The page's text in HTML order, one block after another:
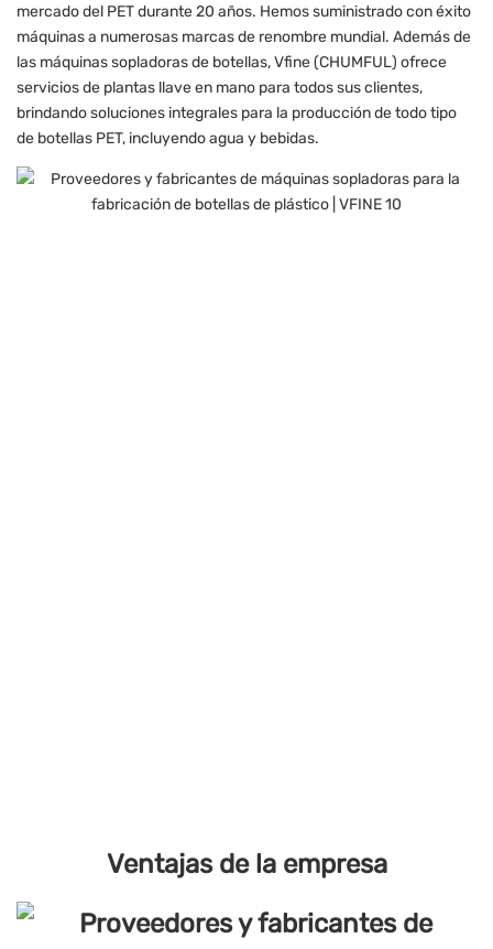
mercado del PET durante 20 años. Hemos suministrado con éxito
máquinas a numerosas marcas de renombre mundial. Además de
las máquinas sopladoras de botellas, Vfine (CHUMFUL) ofrece
servicios de plantas llave en mano para todos sus clientes,
brindando soluciones integrales para la producción de todo tipo
de botellas PET, incluyendo agua y bebidas.
Ventajas de la empresa